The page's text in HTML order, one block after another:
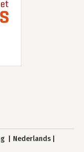
Nederlands